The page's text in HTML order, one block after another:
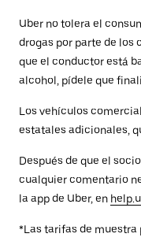
Uber no tolera el
drogas por parte de los
que el conductor está
alcohol, pídele que
Los vehículos
estatales adicionales,
Después de que el
cualquier comentario
la app de Uber, en
*Las tarifas de muestra